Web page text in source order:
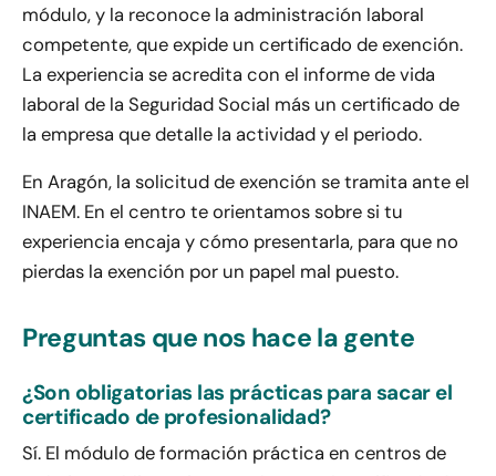
módulo, y la reconoce la administración laboral
competente, que expide un certificado de exención.
La experiencia se acredita con el informe de vida
laboral de la Seguridad Social más un certificado de
la empresa que detalle la actividad y el periodo.
En Aragón, la solicitud de exención se tramita ante el
INAEM. En el centro te orientamos sobre si tu
experiencia encaja y cómo presentarla, para que no
pierdas la exención por un papel mal puesto.
Preguntas que nos hace la gente
¿Son obligatorias las prácticas para sacar el
certificado de profesionalidad?
Sí. El módulo de formación práctica en centros de